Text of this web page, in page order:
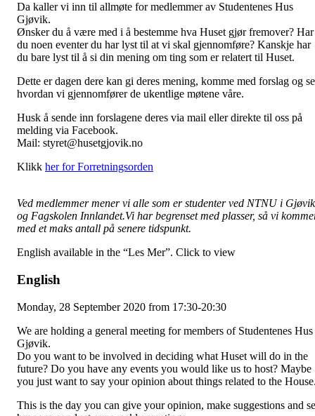
Da kaller vi inn til allmøte for medlemmer av Studentenes Hus
Gjøvik.
Ønsker du å være med i å bestemme hva Huset gjør fremover? Har
du noen eventer du har lyst til at vi skal gjennomføre? Kanskje har
du bare lyst til å si din mening om ting som er relatert til Huset.
Dette er dagen dere kan gi deres mening, komme med forslag og se
hvordan vi gjennomfører de ukentlige møtene våre.
Husk å sende inn forslagene deres via mail eller direkte til oss på
melding via Facebook.
Mail: styret@husetgjovik.no
Klikk her for Forretningsorden
Ved medlemmer mener vi alle som er studenter ved NTNU i Gjøvik
og Fagskolen Innlandet.Vi har begrenset med plasser, så vi
med et maks antall på senere tidspunkt.
English available in the “Les Mer”. Click to view
English
Monday, 28 September 2020 from 17:30-20:30
We are holding a general meeting for members of Studentenes Hus
Gjøvik.
Do you want to be involved in deciding what Huset will do in the
future? Do you have any events you would like us to host? Maybe
you just want to say your opinion about things related to the
This is the day you can give your opinion, make suggestions and